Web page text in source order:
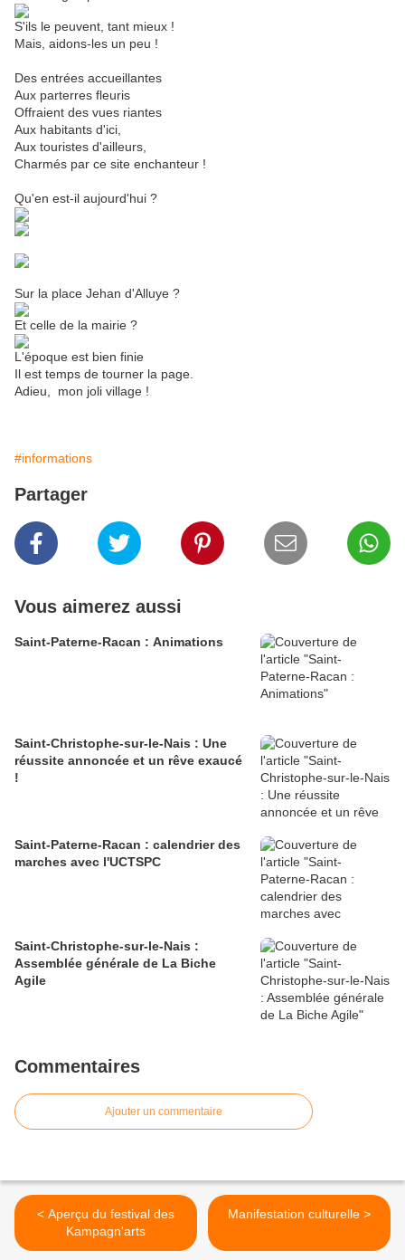
S'ils le peuvent, tant mieux !
Mais, aidons-les un peu !
Des entrées accueillantes
Aux parterres fleuris
Offraient des vues riantes
Aux habitants d'ici,
Aux touristes d'ailleurs,
Charmés par ce site enchanteur !
Qu'en est-il aujourd'hui ?
Sur la place Jehan d'Alluye ?
Et celle de la mairie ?
L'époque est bien finie
Il est temps de tourner la page.
Adieu, mon joli village !
#informations
Partager
Vous aimerez aussi
Saint-Paterne-Racan : Animations
Saint-Christophe-sur-le-Nais : Une
réussite annoncée et un rêve exaucé
!
Saint-Paterne-Racan : calendrier des
marches avec l'UCTSPC
Saint-Christophe-sur-le-Nais :
Assemblée générale de La Biche
Agile
Commentaires
Ajouter un commentaire
< Aperçu du festival des
Kampagn'arts
Manifestation culturelle >